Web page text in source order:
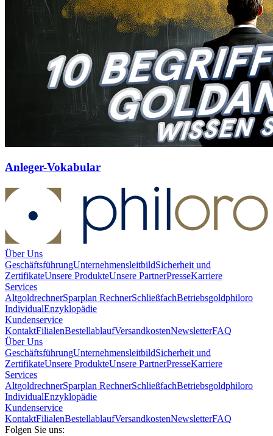
Anleger-Vokabular
Über Uns
GeschäftsführungUnternehmensleitbildSicherheit und
ZertifikateUnsere ProdukteUnsere PartnerPresseKarriere
Services
AltgoldrechnerSparplan RechnerSchließfachBetriebsgoldphiloro
IndividualEnzyklopädie
Kundenservice
KontaktFilialenBestellablaufVersandkostenNewsletterFAQ
Über Uns
GeschäftsführungUnternehmensleitbildSicherheit und
ZertifikateUnsere ProdukteUnsere PartnerPresseKarriere
Services
AltgoldrechnerSparplan RechnerSchließfachBetriebsgoldphiloro
IndividualEnzyklopädie
Kundenservice
KontaktFilialenBestellablaufVersandkostenNewsletterFAQ
Folgen Sie uns: